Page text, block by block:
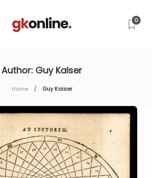
0
Author: Guy Kaiser
Home Guy Kaiser